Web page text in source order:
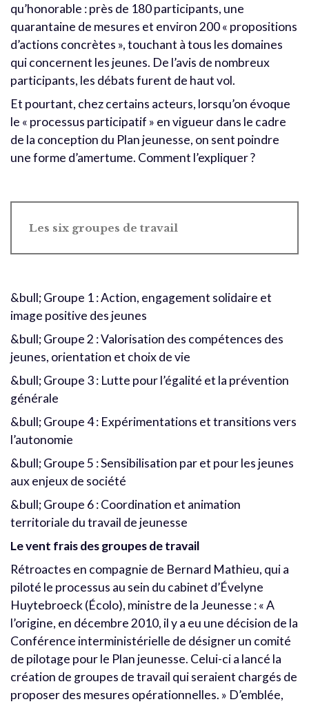
qu’honorable : près de 180 participants, une
quarantaine de mesures et environ 200 « propositions
d’actions concrètes », touchant à tous les domaines
qui concernent les jeunes. De l’avis de nombreux
participants, les débats furent de haut vol.
Et pourtant, chez certains acteurs, lorsqu’on évoque
le « processus participatif » en vigueur dans le cadre
de la conception du Plan jeunesse, on sent poindre
une forme d’amertume. Comment l’expliquer ?
Les six groupes de travail
&bull; Groupe 1 : Action, engagement solidaire et
image positive des jeunes
&bull; Groupe 2 : Valorisation des compétences des
jeunes, orientation et choix de vie
&bull; Groupe 3 : Lutte pour l’égalité et la prévention
générale
&bull; Groupe 4 : Expérimentations et transitions vers
l’autonomie
&bull; Groupe 5 : Sensibilisation par et pour les jeunes
aux enjeux de société
&bull; Groupe 6 : Coordination et animation
territoriale du travail de jeunesse
Le vent frais des groupes de travail
Rétroactes en compagnie de Bernard Mathieu, qui a
piloté le processus au sein du cabinet d’Évelyne
Huytebroeck (Écolo), ministre de la Jeunesse : « A
l’origine, en décembre 2010, il y a eu une décision de la
Conférence interministérielle de désigner un comité
de pilotage pour le Plan jeunesse. Celui-ci a lancé la
création de groupes de travail qui seraient chargés de
proposer des mesures opérationnelles. » D’emblée,